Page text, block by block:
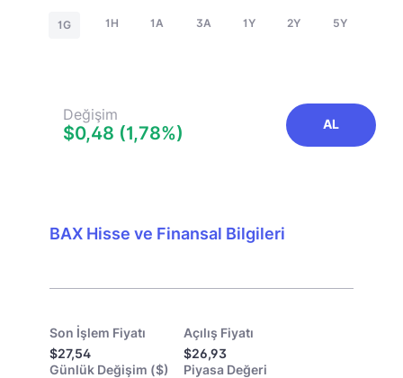
1G 1H 1A 3A 1Y 2Y 5Y
Değişim
$0,48 (1,78%) AL
BAX Hisse ve Finansal Bilgileri
Son İşlem Fiyatı
$27,54
Açılış Fiyatı
$26,93
Günlük Değişim ($)
Piyasa Değeri